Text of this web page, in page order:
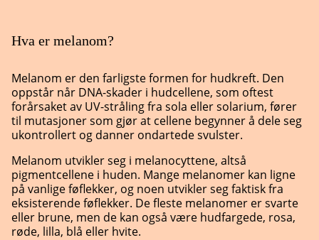
Hva er melanom?
Melanom er den farligste formen for hudkreft. Den
oppstår når DNA-skader i hudcellene, som oftest
forårsaket av UV-stråling fra sola eller solarium, fører
til mutasjoner som gjør at cellene begynner å dele seg
ukontrollert og danner ondartede svulster.
Melanom utvikler seg i melanocyttene, altså
pigmentcellene i huden. Mange melanomer kan ligne
på vanlige føflekker, og noen utvikler seg faktisk fra
eksisterende føflekker. De fleste melanomer er svarte
eller brune, men de kan også være hudfargede, rosa,
røde, lilla, blå eller hvite.